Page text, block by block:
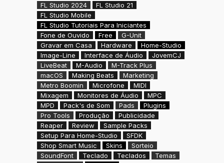
FL Studio 2024
FL Studio 21
FL Studio Mobile
FL Studio Tutoriais Para Iniciantes
Fone de Ouvido
Free
G-Unit
Gravar em Casa
Hardware
Home-Studio
Image-Line
Interface de Áudio
JovemCJ
LiveBeat
M-Audio
M-Track Plus
macOS
Making Beats
Marketing
Metro Boomin
Microfone
MIDI
Mixagem
Monitores de Áudio
MPC
MPD
Pack's de Som Pads
Plugins
Pro Tools
Produção
Publicidade
Reaper
Review
Sample Packs
Setup Para Home-Studio
SFDK
Shop Smart Music
Skins
Sorteio
SoundFont
Teclado Teclados
Temas